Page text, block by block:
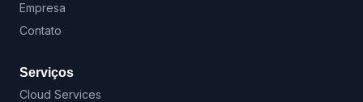
Empresa
Contato
Serviços
Cloud Services